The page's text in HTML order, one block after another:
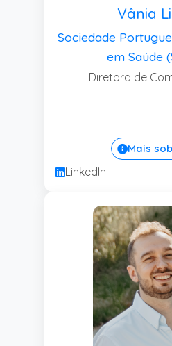
Vânia
Sociedade
em Saúde
Diretora de
Mais
LinkedIn